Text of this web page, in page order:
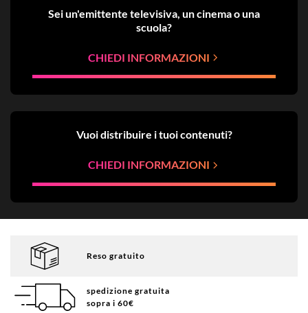
Sei un'emittente televisiva, un cinema o una
scuola?
CHIEDI INFORMAZIONI
Vuoi distribuire i tuoi contenuti?
CHIEDI INFORMAZIONI
Reso gratuito
spedizione gratuita
sopra i 60€